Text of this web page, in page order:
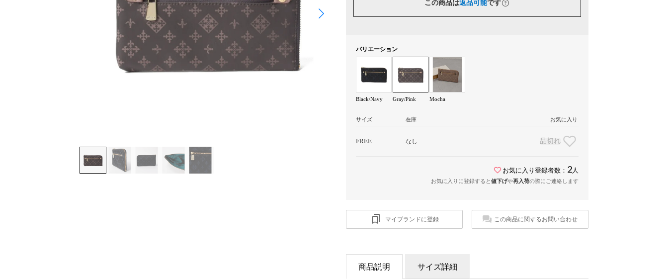
この商品は返品可能です
バリエーション
Black/Navy Gray/Pink Mocha
サイズ 在庫 お気に入り
FREE なし 品切れ
お気に入り登録者数： 2 人
お気に入りに登録すると値下げや再入荷の際にご連絡します
マイブランドに登録 この商品に関するお問い合わせ
商品説明 サイズ詳細